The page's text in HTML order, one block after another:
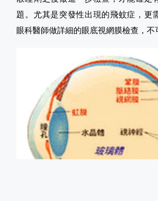
題。尤其是突發性出現的飛蚊症，更
眼科醫師做詳細的眼底視網膜檢查，不